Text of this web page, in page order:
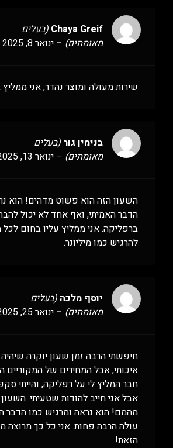
Chaya Greif (בעלים
מאומתים) – ינואר 8, 2025
שירות מעולה ומוצר נהדר, אני
בנימין גור (בעלים
מאומתים) – ינואר 13, 2025
השעון הזה הוא פשוט מדהים! הוא
הדבר האמיתי, ואף אחד לא יכול
ברפליקה. אני ממליץ עליו בחום
להרגיש כמו מיליונר.
יוסף מלכה (בעלים
מאומתים) – ינואר 25, 2025
חיפשתי הרבה זמן שעון יוקרה
איכותי, אבל המחירים של המקוריים
חבר המליץ לי על רפליקה, והייתי
אבל אני חייב להודות שטעיתי.
מהמם! הוא נראה ומרגיש כמו הדבר
עולה הרבה פחות. אני כל כך מרוצה
הזאת!